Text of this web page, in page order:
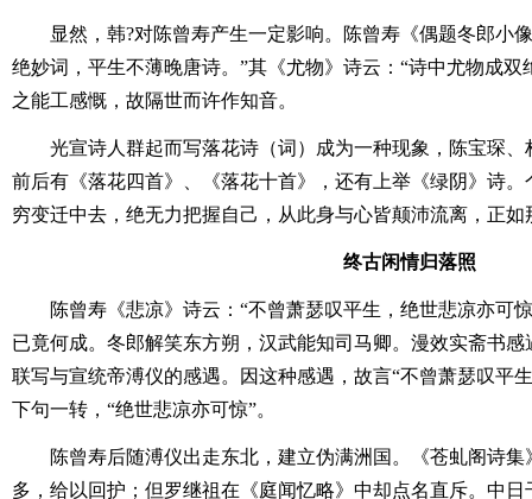
显然，韩?对陈曾寿产生一定影响。陈曾寿《偶题冬郎小
绝妙词，平生不薄晚唐诗。”其《尤物》诗云：“诗中尤物成双
之能工感慨，故隔世而许作知音。
光宣诗人群起而写落花诗（词）成为一种现象，陈宝琛
前后有《落花四首》、《落花十首》，还有上举《绿阴》诗
穷变迁中去，绝无力把握自己，从此身与心皆颠沛流离，正如
终古闲情归落照
陈曾寿《悲凉》诗云：“不曾萧瑟叹平生，绝世悲凉亦可
已竟何成。冬郎解笑东方朔，汉武能知司马卿。漫效实斋书
联写与宣统帝溥仪的感遇。因这种感遇，故言“不曾萧瑟叹平
下句一转，“绝世悲凉亦可惊”。
陈曾寿后随溥仪出走东北，建立伪满洲国。《苍虬阁诗
多，给以回护；但罗继祖在《庭闻忆略》中却点名直斥。中